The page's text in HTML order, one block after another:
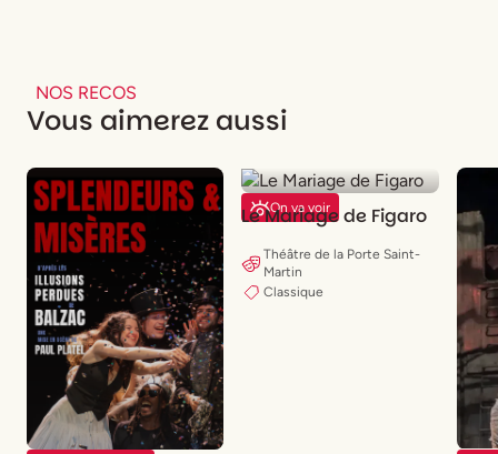
NOS RECOS
Vous aimerez aussi
On va voir
Le Mariage de Figaro
Théâtre de la Porte Saint-
Martin
Classique